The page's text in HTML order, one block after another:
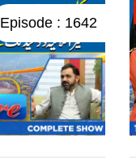
Episode : 1642